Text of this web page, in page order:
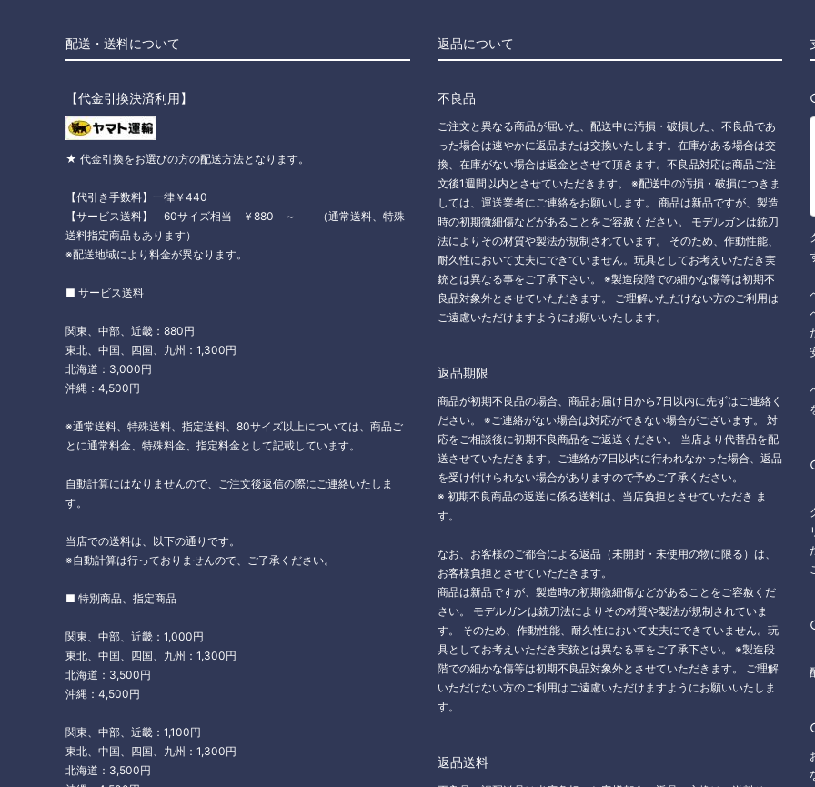
配送・送料について
【代金引換決済利用】
★ 代金引換をお選びの方の配送方法となります。
【代引き手数料】一律￥440
【サービス送料】 60サイズ相当 ￥880 ～ （通常送料、特殊
送料指定商品もあります）
※配送地域により料金が異なります。
■ サービス送料
関東、中部、近畿：880円
東北、中国、四国、九州：1,300円
北海道：3,000円
沖縄：4,500円
※通常送料、特殊送料、指定送料、80サイズ以上については、商品ご
とに通常料金、特殊料金、指定料金として記載しています。
自動計算にはなりませんので、ご注文後返信の際にご連絡いたしま
す。
当店での送料は、以下の通りです。
※自動計算は行っておりませんので、ご了承ください。
■ 特別商品、指定商品
関東、中部、近畿：1,000円
東北、中国、四国、九州：1,300円
北海道：3,500円
沖縄：4,500円
関東、中部、近畿：1,100円
東北、中国、四国、九州：1,300円
北海道：3,500円
返品について
不良品
ご注文と異なる商品が届いた、配送中に汚損・破損した、不良品であ
った場合は速やかに返品または交換いたします。在庫がある場合は交
換、在庫がない場合は返金とさせて頂きます。不良品対応は商品ご注
文後1週間以内とさせていただきます。 ※配送中の汚損・破損につきま
しては、運送業者にご連絡をお願いします。 商品は新品ですが、製造
時の初期微細傷などがあることをご容赦ください。 モデルガンは銃刀
法によりその材質や製法が規制されています。 そのため、作動性能、
耐久性において丈夫にできていません。玩具としてお考えいただき実
銃とは異なる事をご了承下さい。 ※製造段階での細かな傷等は初期不
良品対象外とさせていただきます。 ご理解いただけない方のご利用は
ご遠慮いただけますようにお願いいたします。
返品期限
商品が初期不良品の場合、商品お届け日から7日以内に先ずはご連絡く
ださい。 ※ご連絡がない場合は対応ができない場合がございます。 対
応をご相談後に初期不良商品をご返送ください。 当店より代替品を配
送させていただきます。ご連絡が7日以内に行われなかった場合、返品
を受け付けられない場合がありますので予めご了承ください。
※ 初期不良商品の返送に係る送料は、当店負担とさせていただき ま
す。
なお、お客様のご都合による返品（未開封・未使用の物に限る）は、
お客様負担とさせていただきます。
商品は新品ですが、製造時の初期微細傷などがあることをご容赦くだ
さい。 モデルガンは銃刀法によりその材質や製法が規制されていま
す。 そのため、作動性能、耐久性において丈夫にできていません。玩
具としてお考えいただき実銃とは異なる事をご了承下さい。 ※製造段
階での細かな傷等は初期不良品対象外とさせていただきます。 ご理解
いただけない方のご利用はご遠慮いただけますようにお願いいたしま
す。
返品送料